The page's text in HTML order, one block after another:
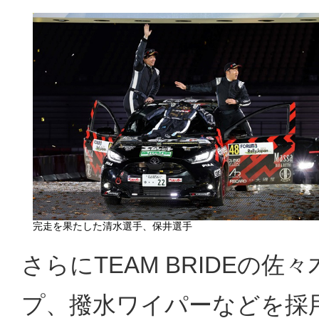
完走を果たした清水選手、保井選手
さらにTEAM BRIDEの佐
プ、撥水ワイパーなどを採